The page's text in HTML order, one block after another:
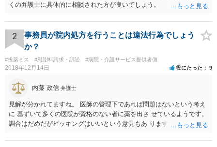
くの弁護士に具体的に相談された方が良いでしょう。
2
事務員が院内処方を行うことは違法行為でしょう
か？
#投薬ミス #慰謝料請求・訴訟 #病院・介護サービス提供者側
2018年12月14日 役にたった 9
内藤 政信 弁護士
見解が分かれてますね。 医師の管理下であれば問題はないという考え
に 基ずいて多くの医院が資格のない者に薬を出さ せているようです。
調合はだめだがピッキングはいいという意見もあ りますね。 また患者
いますね。 院外とではかなり金額が低くなるようです。 したがって、